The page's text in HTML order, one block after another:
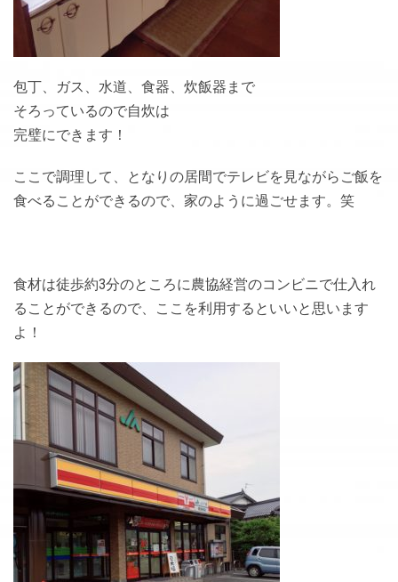
包丁、ガス、水道、食器、炊飯器まで
そろっているので自炊は
完璧にできます！
ここで調理して、となりの居間でテレビを見ながらご飯を
食べることができるので、家のように過ごせます。笑
食材は徒歩約3分のところに農協経営のコンビニで仕入れ
ることができるので、ここを利用するといいと思います
よ！